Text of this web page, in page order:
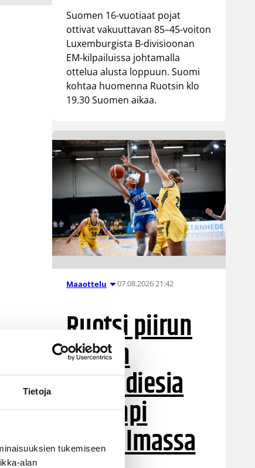
Tietoja
tukemiseen
alan
Suomen 16-vuotiaat pojat
ottivat vakuuttavan 85–45-voiton
Luxemburgista B-divisioonan
EM-kilpailuissa johtamalla
ottelua alusta loppuun. Suomi
kohtaa huomenna Ruotsin klo
19.30 Suomen aikaa.
Maaottelu 07.08.2026 21:42
Ruotsi piirun
verran
Susiladiesia
parempi
Tukholmassa